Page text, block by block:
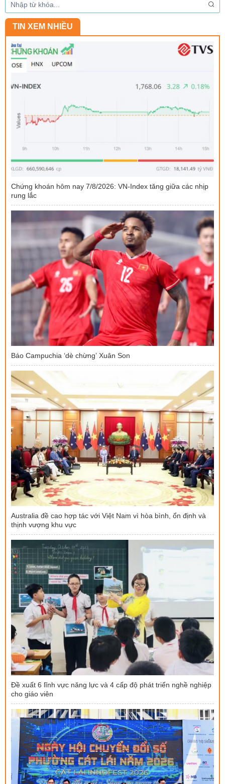
TIN XEM NHIỀU
Chứng khoán hôm nay 7/8/2026: VN-Index tăng giữa các nhịp
rung lắc
Báo Campuchia ‘dè chừng’ Xuân Son
Australia đề cao hợp tác với Việt Nam vì hòa bình, ổn định và
thịnh vượng khu vực
Đề xuất 6 lĩnh vực năng lực và 4 cấp độ phát triển nghề nghiệp
cho giáo viên